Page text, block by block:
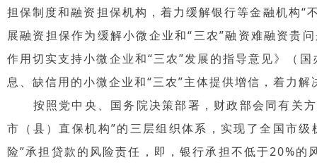
担保制度和融资担保机构，着力缓解银行等金融机构
展融资担保作为缓解小微企业和“三农”融资难融资贵
作用切实支持小微企业和“三农”发展的指导意见》（
息、缺信用的小微企业和“三农”主体提供增信，着力
按照党中央、国务院决策部署，财政部会同有关方
市（县）直保机构”的三层组织体系，实现了全国市
险”承担贷款的风险责任，即，银行承担不低于20%